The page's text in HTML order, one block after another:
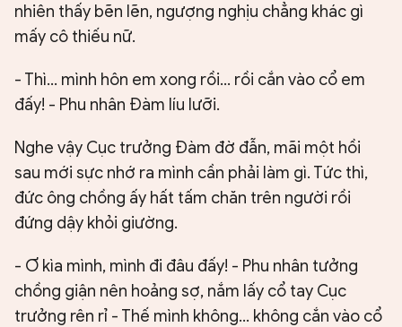
nhiên thấy bẽn lẽn, ngượng nghịu chẳng khác gì
mấy cô thiếu nữ.
- Thì… mình hôn em xong rồi… rồi cắn vào cổ em
đấy! - Phu nhân Đàm líu lưỡi.
Nghe vậy Cục trưởng Đàm đờ đẫn, mãi một hồi
sau mới sực nhớ ra mình cần phải làm gì. Tức thì,
đức ông chồng ấy hất tấm chăn trên người rồi
đứng dậy khỏi giường.
- Ơ kìa mình, mình đi đâu đấy! - Phu nhân tưởng
chồng giận nên hoảng sợ, nắm lấy cổ tay Cục
trưởng rên rỉ - Thế mình không… không cắn vào cổ